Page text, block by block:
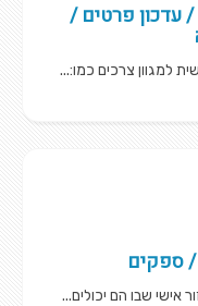
עדכון פרטים /
למגוון צרכים כמו:...
/ ספקים
אישי שבו הם יכולים...